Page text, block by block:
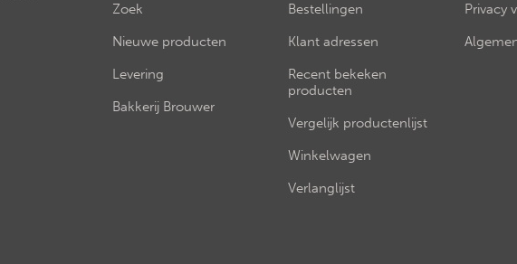
Zoek
Nieuwe producten
Levering
Bakkerij Brouwer
Bestellingen
Klant adressen
Recent bekeken
producten
Vergelijk productenlijst
Winkelwagen
Verlanglijst
Privacy